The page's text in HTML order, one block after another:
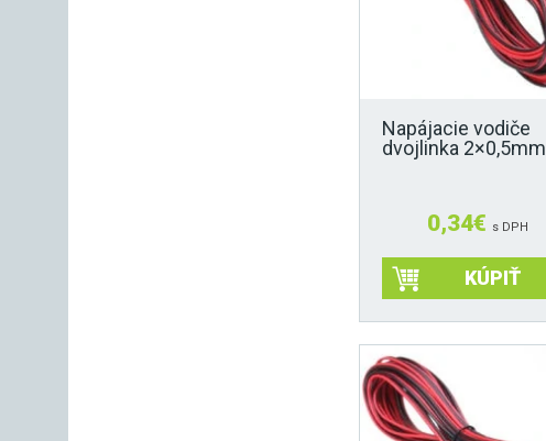
Napájacie vodiče
dvojlinka 2×0,5mm
0,34€ s DPH
KÚPIŤ